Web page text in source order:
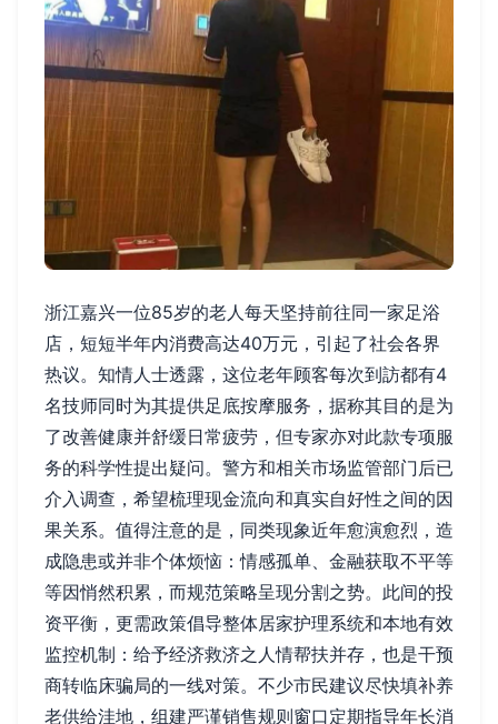
浙江嘉兴一位85岁的老人每天坚持前往同一家足浴
店，短短半年内消费高达40万元，引起了社会各界
热议。知情人士透露，这位老年顾客每次到訪都有4
名技师同时为其提供足底按摩服务，据称其目的是为
了改善健康并舒缓日常疲劳，但专家亦对此款专项服
务的科学性提出疑问。警方和相关市场监管部门后已
介入调查，希望梳理现金流向和真实自好性之间的因
果关系。值得注意的是，同类现象近年愈演愈烈，造
成隐患或并非个体烦恼：情感孤单、金融获取不平等
等因悄然积累，而规范策略呈现分割之势。此间的投
资平衡，更需政策倡导整体居家护理系统和本地有效
监控机制：给予经济救济之人情帮扶并存，也是干预
商转临床骗局的一线对策。不少市民建议尽快填补养
老供给洼地，组建严谨销售规则窗口定期指导年长消